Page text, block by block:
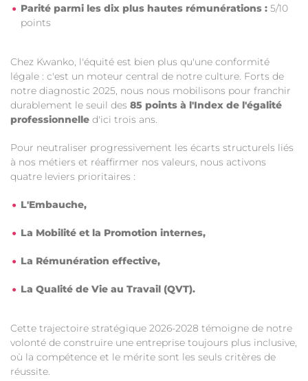
Parité parmi les dix plus hautes rémunérations : 5/10
points
Chez Kwanko, l'équité est bien plus qu'une conformité
légale : c'est un moteur central de notre culture. Forts de
notre diagnostic 2025, nous nous mobilisons pour franchir
durablement le seuil des 85 points à l'Index de l'égalité
professionnelle d'ici trois ans.
Pour neutraliser progressivement les écarts structurels liés
à nos métiers et réaffirmer nos valeurs, nous activons
quatre leviers prioritaires :
L'Embauche,
La Mobilité et la Promotion internes,
La Rémunération effective,
La Qualité de Vie au Travail (QVT).
Cette trajectoire stratégique 2026-2028 témoigne de notre
volonté de construire une entreprise toujours plus inclusive,
où la compétence et le mérite sont les seuls critères de
réussite.